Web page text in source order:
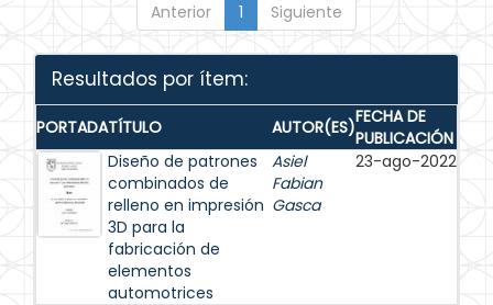
Anterior 1 Siguiente
Resultados por ítem:
PORTADATÍTULO AUTOR(ES)FECHA DE
PUBLICACIÓN
Diseño de patrones
combinados de
relleno en impresión
3D para la
fabricación de
elementos
automotrices
Asiel
Fabian
Gasca
23-ago-2022